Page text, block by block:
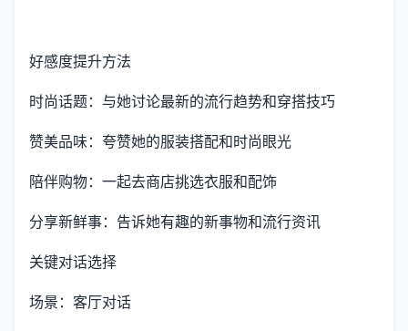
好感度提升方法
时尚话题：与她讨论最新的流行趋势和穿搭技巧
赞美品味：夸赞她的服装搭配和时尚眼光
陪伴购物：一起去商店挑选衣服和配饰
分享新鲜事：告诉她有趣的新事物和流行资讯
关键对话选择
场景：客厅对话